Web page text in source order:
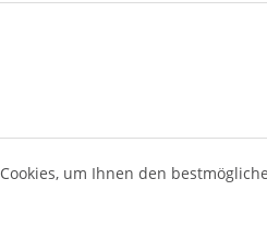
um Ihnen den